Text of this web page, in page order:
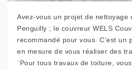
Avez-vous un projet de nettoyage
Penguilly ; le couvreur WELS
recommandé pour vous. C’est un
en mesure de vous réaliser des
¨Pour tous travaux de toiture,